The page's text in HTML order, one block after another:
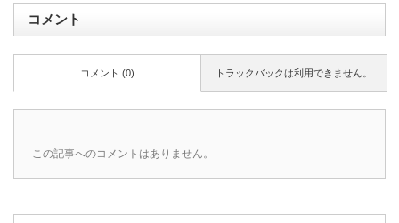
コメント
トラックバックは利用できません。
コメント (0)
この記事へのコメントはありません。